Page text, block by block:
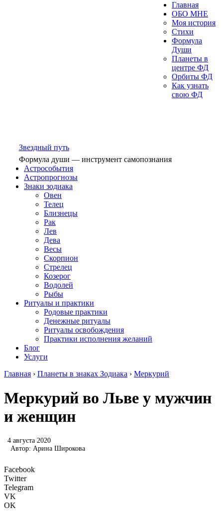
Звездный путь
Формула души — инструмент самопознания
Главная
ОБО МНЕ
Моя история
Стихи
Формула
Души
Планеты в
центре ФД
Орбиты ФД
Как узнать
свою ФД
Астрособытия
Астропрогнозы
Знаки зодиака
Овен
Телец
Близнецы
Рак
Лев
Дева
Весы
Скорпион
Стрелец
Козерог
Водолей
Рыбы
Ритуалы и практики
Родовые практики
Денежные ритуалы
Ритуалы освобождения
Практики исполнения желаний
Блог
Услуги
Главная › Планеты в знаках Зодиака › Меркурий
Меркурий во Льве у мужчин
и женщин
4 августа 2020
Автор: Арина Широкова
Facebook
Twitter
Telegram
VK
OK